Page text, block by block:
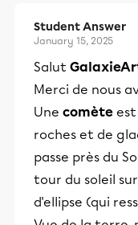
Student Answer
January 15, 2025
Salut
Merci de nous
​Une comète
roches et de
passe près du
tour du soleil
d'ellipse (qui